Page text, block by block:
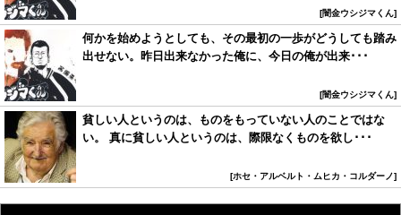
闇金ウシジマくん
何かを始めようとしても、その最初の一歩がどうしても踏み
出せない。昨日出来なかった俺に、今日の俺が出来･･･
闇金ウシジマくん
貧しい人というのは、ものをもっていない人のことではな
い。 真に貧しい人というのは、際限なくものを欲し･･･
ホセ・アルベルト・ムヒカ・コルダーノ